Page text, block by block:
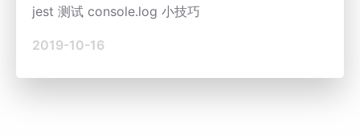
jest 测试 console.log 小技巧
2019-10-16